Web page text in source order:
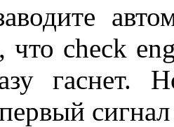
что check
гаснет.